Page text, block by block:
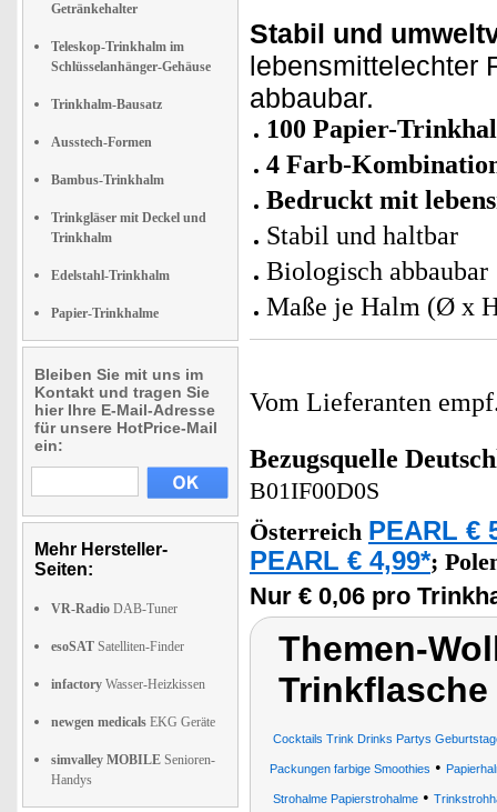
Getränkehalter
Teleskop-Trinkhalm im
Schlüsselanhänger-Gehäuse
Trinkhalm-Bausatz
Ausstech-Formen
Bambus-Trinkhalm
Trinkgläser mit Deckel und
Trinkhalm
Edelstahl-Trinkhalm
Papier-Trinkhalme
Bleiben Sie mit uns im
Kontakt und tragen Sie
hier Ihre E-Mail-Adresse
für unsere HotPrice-Mail
ein:
Mehr Hersteller-
Seiten:
VR-Radio DAB-Tuner
esoSAT Satelliten-Finder
infactory Wasser-Heizkissen
newgen medicals EKG Geräte
simvalley MOBILE Senioren-
Handys
Stabil und
lebensmittelechter
abbaubar.
100 Papier-
4 Farb-
Bedruckt mit
Stabil und haltbar
Biologisch abbaubar
Maße je Halm (Ø x
Vom Lieferanten
Bezugsquelle
B01IF00D0S
Österreich PEARL €
PEARL € 4,99*;
Nur € 0,06 pro
Themen-
Trinkflasche
Cocktails Trink Drinks Partys
Packungen farbige Smoothies •
Strohalme Papierstrohalme•